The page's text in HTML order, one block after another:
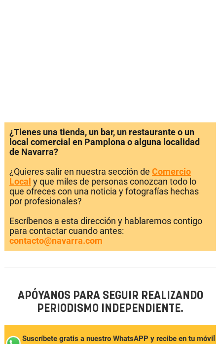
¿Tienes una tienda, un bar, un restaurante o un
local comercial en Pamplona o alguna localidad
de Navarra?
¿Quieres salir en nuestra sección de Comercio
Local y que miles de personas conozcan todo lo
que ofreces con una noticia y fotografías hechas
por profesionales?
Escríbenos a esta dirección y hablaremos contigo
para contactar cuando antes:
contacto@navarra.com
APÓYANOS PARA SEGUIR REALIZANDO
PERIODISMO INDEPENDIENTE.
Suscríbete gratis a nuestro WhatsAPP y recibe en tu móvil